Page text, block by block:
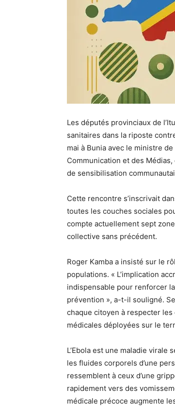
Les députés provinciaux de
sanitaires dans la riposte
mai à Bunia avec le ministre
Communication et des
de sensibilisation
Cette rencontre s’inscrivait
toutes les couches sociales
compte actuellement sept
collective sans précédent.
Roger Kamba a insisté sur le
populations. « L’implication
indispensable pour renforcer
prévention », a-t-il souligné.
chaque citoyen à respecter
médicales déployées sur le
L’Ebola est une maladie
les fluides corporels d’une
ressemblent à ceux d’une
rapidement vers des
médicale précoce augmente